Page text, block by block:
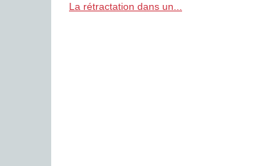
La rétractation dans un...